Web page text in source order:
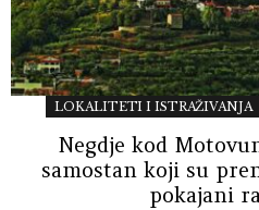
LOKALITETI I ISTRAŽIVANJA
Negdje kod
samostan koji su
pokajani